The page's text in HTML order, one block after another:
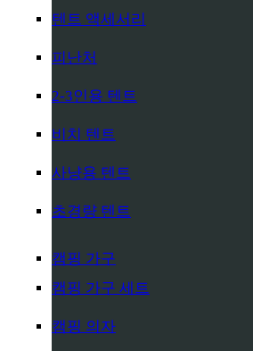
텐트 액세서리
피난처
2-3인용 텐트
비치 텐트
사냥용 텐트
초경량 텐트
캠핑 가구
캠핑 가구 세트
캠핑 의자